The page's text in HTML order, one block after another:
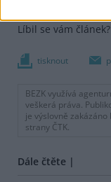
Líbil se vám článek?
tisknout
BEZK využívá
veškerá práva.
je výslovně
strany ČTK.
Dále čtěte |